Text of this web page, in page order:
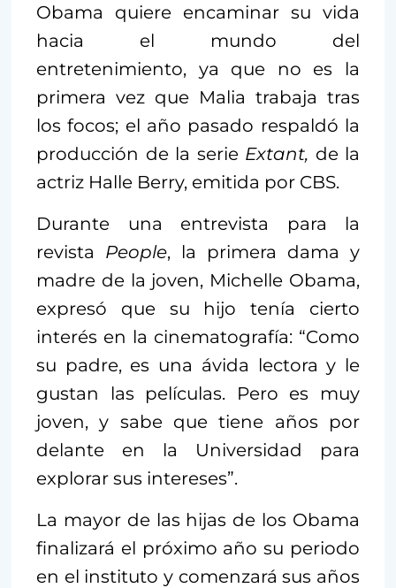
Obama quiere encaminar su vida
hacia el mundo del
entretenimiento, ya que no es la
primera vez que Malia trabaja tras
los focos; el año pasado respaldó la
producción de la serie Extant, de la
actriz Halle Berry, emitida por CBS.
Durante una entrevista para la
revista People, la primera dama y
madre de la joven, Michelle Obama,
expresó que su hijo tenía cierto
interés en la cinematografía: “Como
su padre, es una ávida lectora y le
gustan las películas. Pero es muy
joven, y sabe que tiene años por
delante en la Universidad para
explorar sus intereses”.
La mayor de las hijas de los Obama
finalizará el próximo año su periodo
en el instituto y comenzará sus años